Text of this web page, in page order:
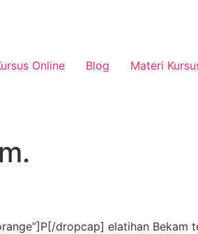
Online Blog Materi
dropcap] elatihan